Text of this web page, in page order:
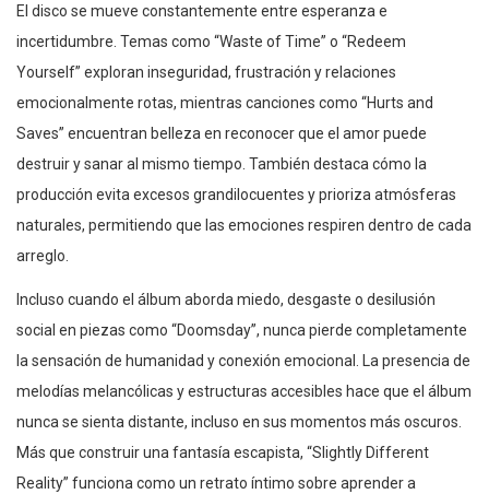
El disco se mueve constantemente entre esperanza e
incertidumbre. Temas como “Waste of Time” o “Redeem
Yourself” exploran inseguridad, frustración y relaciones
emocionalmente rotas, mientras canciones como “Hurts and
Saves” encuentran belleza en reconocer que el amor puede
destruir y sanar al mismo tiempo. También destaca cómo la
producción evita excesos grandilocuentes y prioriza atmósferas
naturales, permitiendo que las emociones respiren dentro de cada
arreglo.
Incluso cuando el álbum aborda miedo, desgaste o desilusión
social en piezas como “Doomsday”, nunca pierde completamente
la sensación de humanidad y conexión emocional. La presencia de
melodías melancólicas y estructuras accesibles hace que el álbum
nunca se sienta distante, incluso en sus momentos más oscuros.
Más que construir una fantasía escapista, “Slightly Different
Reality” funciona como un retrato íntimo sobre aprender a